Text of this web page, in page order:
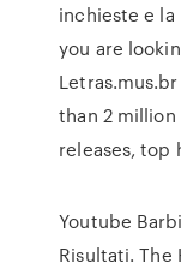
inchieste e
you are
than 2
releases, top
Youtube
Risultati.